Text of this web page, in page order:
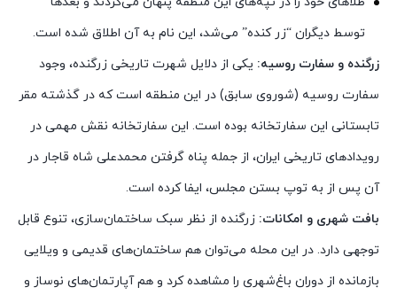
توسط دیگران “زر کنده” می‌شد، این نام به آن اطلاق شده است.
زرگنده و سفارت روسیه: یکی از دلایل شهرت تاریخی زرگنده، وجود
سفارت روسیه (شوروی سابق) در این منطقه است که در گذشته مقر
تابستانی این سفارتخانه بوده است. این سفارتخانه نقش مهمی در
رویدادهای تاریخی ایران، از جمله پناه گرفتن محمدعلی شاه قاجار در
آن پس از به توپ بستن مجلس، ایفا کرده است.
بافت شهری و امکانات: زرگنده از نظر سبک ساختمان‌سازی، تنوع قابل
توجهی دارد. در این محله می‌توان هم ساختمان‌های قدیمی و ویلایی
بازمانده از دوران باغ‌شهری را مشاهده کرد و هم آپارتمان‌های نوساز و